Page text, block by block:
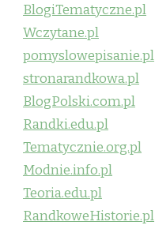
BlogiTematyczne.pl
Wczytane.pl
pomyslowepisanie.pl
stronarandkowa.pl
BlogPolski.com.pl
Randki.edu.pl
Tematycznie.org.pl
Modnie.info.pl
Teoria.edu.pl
RandkoweHistorie.pl